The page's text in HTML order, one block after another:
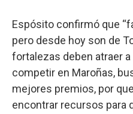
Espósito confirmó que
pero desde hoy son de
fortalezas deben atraer
competir en Maroñas,
mejores premios, por
encontrar recursos para